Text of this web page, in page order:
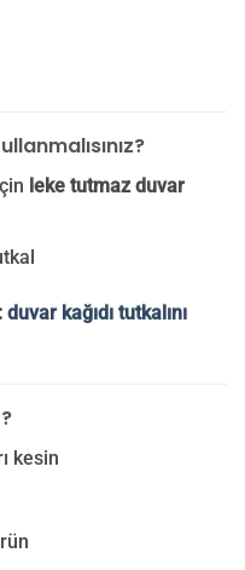
leke tutmaz duvar
duvar kağıdı tutkalını
kesin